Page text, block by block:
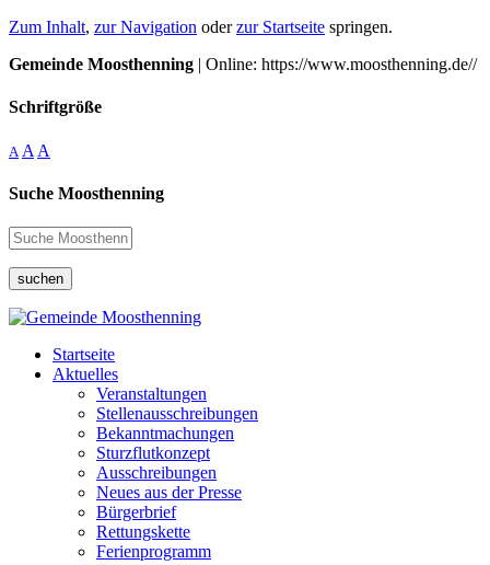
Zum Inhalt, zur Navigation oderzur Startseite springen.
Gemeinde Moosthenning | Online: https://www.moosthenning.de//
Schriftgröße
A A A
Suche Moosthenning
suchen
Startseite
Aktuelles
Veranstaltungen
Stellenausschreibungen
Bekanntmachungen
Sturzflutkonzept
Ausschreibungen
Neues aus der Presse
Bürgerbrief
Rettungskette
Ferienprogramm